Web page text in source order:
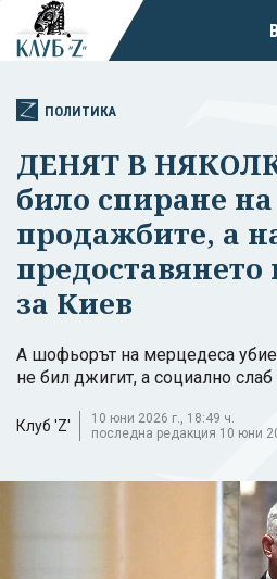
ПОЛИТИКА
ДЕНЯТ В
било спиране на
продажбите, а
за Киев
А шофьорът на мерцедеса
не бил джигит, а социално слаб
Клуб 'Z'
10 юни 2026 г., 18:49 ч.
последна редакция 10 юни